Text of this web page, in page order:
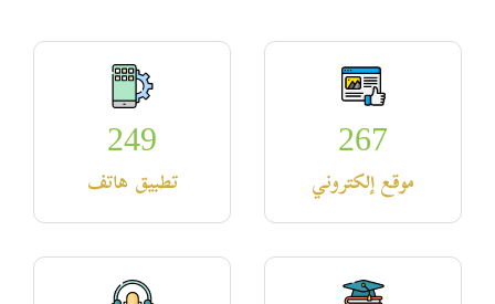
267
موقع إلكتروني
249
تطبيق هاتف